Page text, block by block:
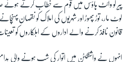
زبان
پیر کو وائٹ ہاؤس میں قوم سے خطاب کرتے ہوئے
لوٹ مار، توڑ پھوڑ اور شہریوں کی املاک کو نقصان
قانون نافذ کرنے والے اداروں کے اہلکاروں کو
انہوں نے واشنگٹن میں اتوار کی شب ہونے والی بدامنی